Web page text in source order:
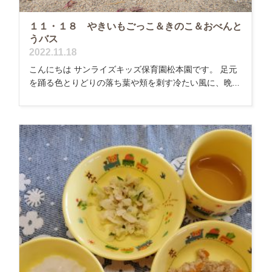
１１・１８ やきいもごっこ＆きのこ＆おべんと
うバス
2022.11.18
こんにちは サンライズキッズ保育園松本園です。 足元
を踊る色とりどりの落ち葉や頬を刺す冷たい風に、晩...